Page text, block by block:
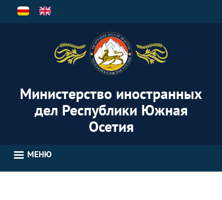
Перейти
Министерство иностранных
дел Республики Южная
Осетия
МЕНЮ